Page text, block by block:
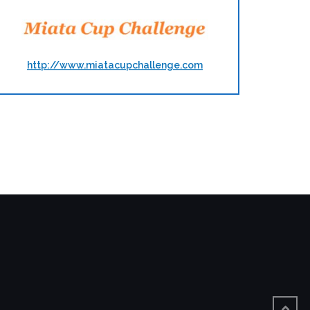
http://www.miatacupchallenge.com